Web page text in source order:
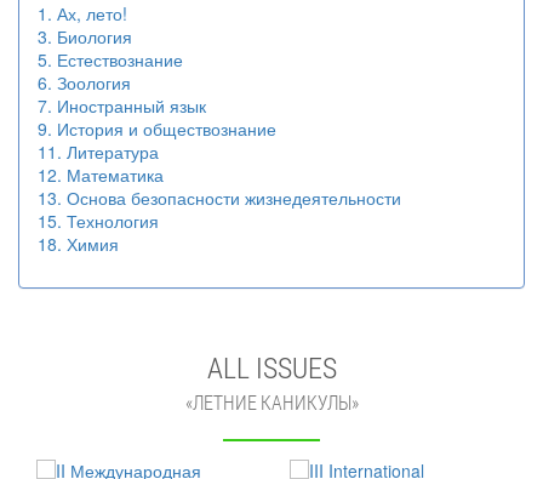
1. Ах, лето!
3. Биология
5. Естествознание
6. Зоология
7. Иностранный язык
9. История и обществознание
11. Литература
12. Математика
13. Основа безопасности жизнедеятельности
15. Технология
18. Химия
ALL ISSUES
«ЛЕТНИЕ КАНИКУЛЫ»